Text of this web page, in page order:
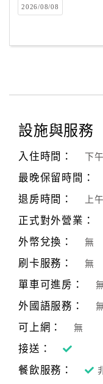
合
合
商
合
伴
計
品
2026/08/08
設施與服務
入住時間： 下
最晚保留時間：
退房時間： 上
正式對外營業：
外幣兌換： 無
刷卡服務： 無
單車可進房：
外國語服務：
可上網： 無
接送：
餐飲服務：